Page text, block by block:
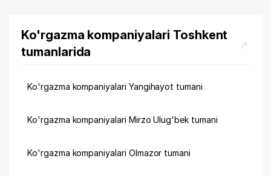
Ko'rgazma kompaniyalari Toshkent
tumanlarida
Ko'rgazma kompaniyalari Yangihayot tumani
Ko'rgazma kompaniyalari Mirzo Ulug'bek tumani
Ko'rgazma kompaniyalari Olmazor tumani